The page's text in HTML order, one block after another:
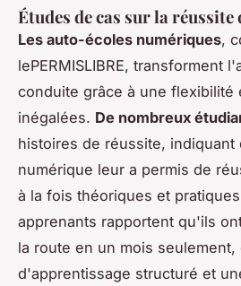
Études de cas sur la réussite
Les auto-écoles numériques,
lePERMISLIBRE, transforment
conduite grâce à une flexibilité
inégalées. De nombreux
histoires de réussite, indiquant
numérique leur a permis de
à la fois théoriques et
apprenants rapportent qu'ils
la route en un mois seulement,
d'apprentissage structuré et